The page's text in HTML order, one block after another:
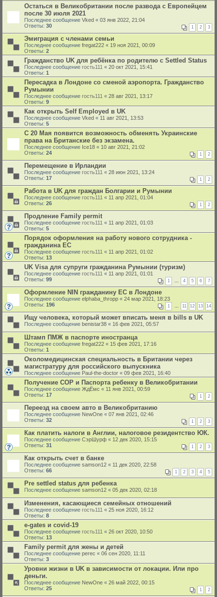
Остаться в Великобритании после развода с Европейцем
после 30 июля 2021
Последнее сообщение Vked « 03 янв 2022, 21:04
Ответы: 30 1 2 3
Эмиграция с членами семьи
Последнее сообщение fregat222 « 19 ноя 2021, 00:09
Ответы: 2
Гражданство UK для ребёнка по родителю с Settled Status
Последнее сообщение гость111 « 20 окт 2021, 15:41
Ответы: 1
Пересадка в Лондоне со сменой аэропорта. Гражданство
Румынии
Последнее сообщение гость111 « 28 авг 2021, 13:17
Ответы: 9
Как открыть Self Employed в UK
Последнее сообщение Vked « 11 авг 2021, 13:53
Ответы: 5
С 20 Мая появится возможность обменять Украинские
права на Британские без экзамена.
Последнее сообщение Ice18 « 10 авг 2021, 21:02
Ответы: 24 1 2
Перемещение в Ирландии
Последнее сообщение гость111 « 28 июн 2021, 13:24
Ответы: 17 1 2
Работа в UK для граждан Болгарии и Румынии
Последнее сообщение гость111 « 11 апр 2021, 01:04
Ответы: 26 1 2
Продление Family permit
Последнее сообщение гость111 « 11 апр 2021, 01:03
Ответы: 5
Порядок оформления на работу нового сотрудника -
гражданина ЕС
Последнее сообщение гость111 « 11 апр 2021, 01:02
Ответы: 13
UK Visa для супруги гражданина Румынии (туризм)
Последнее сообщение гость111 « 11 апр 2021, 01:01
Ответы: 99 1 … 4 5 6 7
Оформление NIN гражданину ЕС в Лондоне
Последнее сообщение elphaba_thropp « 24 мар 2021, 18:23
Ответы: 196 1 … 11 12 13 14
Ищу человека, который может вписать меня в bills в UK
Последнее сообщение benistar38 « 16 фев 2021, 05:57
Штамп ПМЖ в паспорте иностранца
Последнее сообщение fregat222 « 15 фев 2021, 17:16
Ответы: 1
Околомедицинская специальность в Британии через
магистратуру для российского выпускника
Последнее сообщение Paul-the-doctor « 09 фев 2021, 16:40
Получение СОР и Паспорта ребенку в Великобритании
Последнее сообщение ЖдЁмс « 11 янв 2021, 00:59
Ответы: 17 1 2
Переезд на своем авто в Великобританию
Последнее сообщение NewOne « 07 янв 2021, 02:46
Ответы: 32 1 2 3
Как платить налоги в Англии, налоговое резидентство ЮК.
Последнее сообщение СэрШурф « 12 дек 2020, 15:15
Ответы: 31 1 2 3
Как открыть счет в банке
Последнее сообщение samson12 « 11 дек 2020, 22:58
Ответы: 66 1 2 3 4 5
Pre settled status для ребенка
Последнее сообщение samson12 « 05 дек 2020, 02:18
Изменения, касающиеся семейных отношений
Последнее сообщение гость111 « 25 ноя 2020, 16:12
Ответы: 8
e-gates и covid-19
Последнее сообщение гость111 « 26 окт 2020, 10:50
Ответы: 13
Family permit для жены и детей
Последнее сообщение perec « 06 сен 2020, 11:11
Ответы: 3
Уровни жизни в UK в зависимости от локации. Или про
деньги.
Последнее сообщение NewOne « 26 май 2022, 00:15
Ответы: 25 1 2